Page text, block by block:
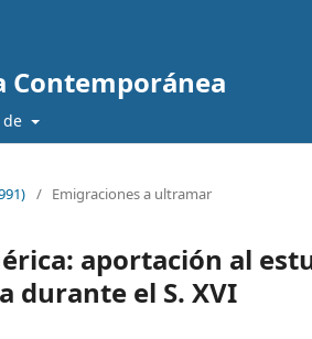
Contemporánea
de
/ Emigraciones a ultramar
aportación al
durante el S. XVI